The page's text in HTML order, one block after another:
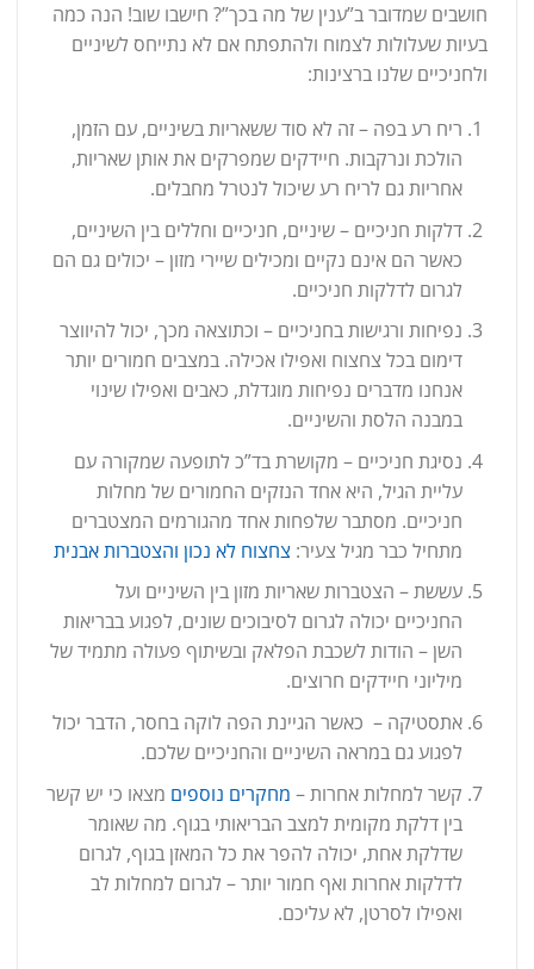
חושבים שמדובר ב”ענין של מה בכך”? חישבו שוב! הנה כמה
בעיות שעלולות לצמוח ולהתפתח אם לא נתייחס לשיניים
ולחניכיים שלנו ברצינות:
ריח רע בפה – זה לא סוד ששאריות בשיניים, עם הזמן,
הולכת ונרקבות. חיידקים שמפרקים את אותן שאריות,
אחריות גם לריח רע שיכול לנטרל מחבלים.
דלקות חניכיים – שיניים, חניכיים וחללים בין השיניים,
כאשר הם אינם נקיים ומכילים שיירי מזון – יכולים גם הם
לגרום לדלקות חניכיים.
נפיחות ורגישות בחניכיים – וכתוצאה מכך, יכול להיווצר
דימום בכל צחצוח ואפילו אכילה. במצבים חמורים יותר
אנחנו מדברים נפיחות מוגדלת, כאבים ואפילו שינוי
במבנה הלסת והשיניים.
נסיגת חניכיים – מקושרת בד”כ לתופעה שמקורה עם
עליית הגיל, היא אחד הנזקים החמורים של מחלות
חניכיים. מסתבר שלפחות אחד מהגורמים המצטברים
מתחיל כבר מגיל צעיר: צחצוח לא נכון והצטברות אבנית
עששת – הצטברות שאריות מזון בין השיניים ועל
החניכיים יכולה לגרום לסיבוכים שונים, לפגוע בבריאות
השן – הודות לשכבת הפלאק ובשיתוף פעולה מתמיד של
מיליוני חיידקים חרוצים.
אתסטיקה – כאשר הגיינת הפה לוקה בחסר, הדבר יכול
לפגוע גם במראה השיניים והחניכיים שלכם.
קשר למחלות אחרות – מחקרים נוספים מצאו כי יש קשר
בין דלקת מקומית למצב הבריאותי בגוף. מה שאומר
שדלקת אחת, יכולה להפר את כל המאזן בגוף, לגרום
לדלקות אחרות ואף חמור יותר – לגרום למחלות לב
ואפילו לסרטן, לא עליכם.